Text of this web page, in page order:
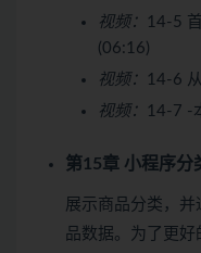
视频：
14-5
(06:16)
视频：
14-6
视频：
14-7 -
第15章 小程序分
展示商品分类，
品数据。为了更